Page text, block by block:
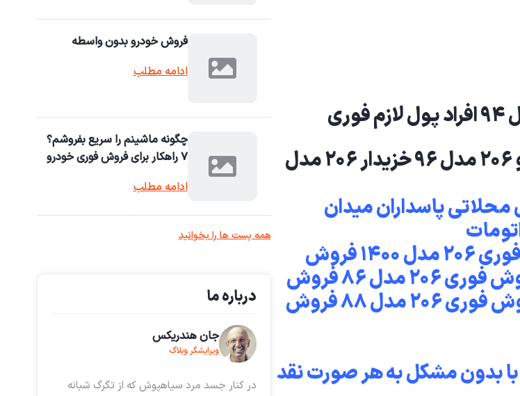
خریدار ۲۰۶ مدل ۹۵ سریع ترین بهترین خریدار پژو ۲۰۶ مدل ۹۶ خزیدار ۲۰۶ مدل
محلاتی پاسداران میدان
فروش فوری ۲۰۶ صندوقدار ۲۰۶ مدل 88 فروش فوری ۲۰۶ مدل ۱۴۰۰ فروش
فوری ۲۰۶ مدل ۸۴ فروش فوری ۲۰۶ مدل ۸۵ فروش فوری ۲۰۶ مدل ۸۶ فروش
فوری ۲۰۶ مدل ۸۷ فروش فوری ۲۰۶ مدل ۸۸ فروش فوری ۲۰۶ مدل ۸۸ فروش
بدون مشکل به هر صورت نقد
فروش خودرو بدون واسطه
ادامه مطلب
چگونه ماشینم را سریع بفروشم؟
۷ راهکار برای فروش فوری خودرو
ادامه مطلب
همه پست ها را بخوانید
درباره ما
جان هندریکس
ویرایشگر وبلاگ
در کنار جسد مرد سیاهپوش که از تگرگ شبانه